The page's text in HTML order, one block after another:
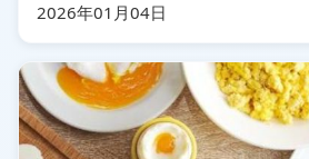
2026年01月04日